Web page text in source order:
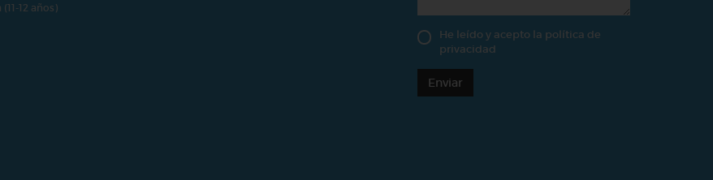
12 años)
He leído y acepto la política de
privacidad
Enviar